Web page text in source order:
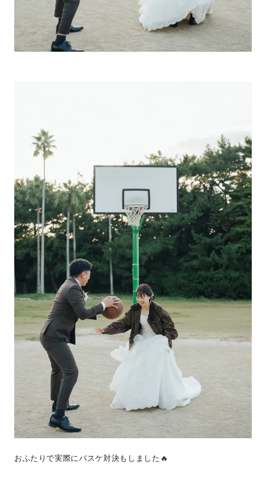
おふたりで実際にバスケ対決もしました🔥